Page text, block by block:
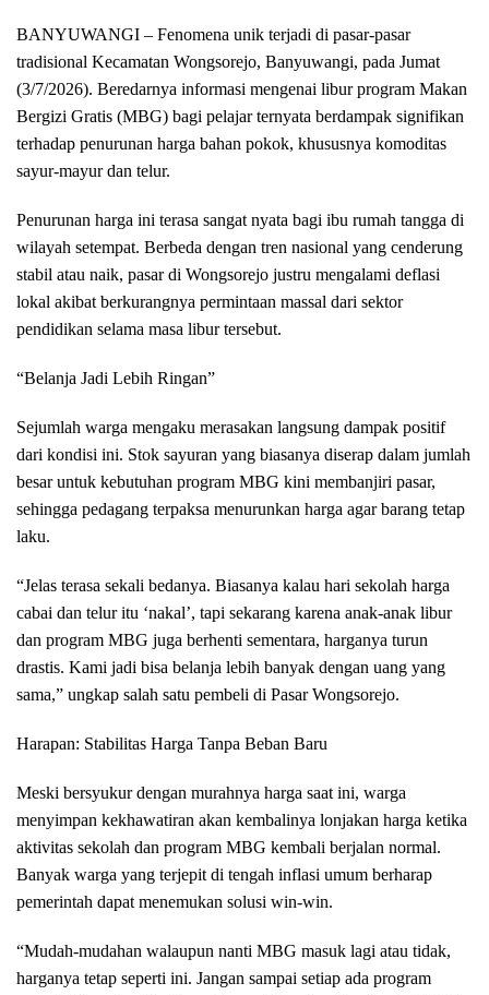
BANYUWANGI – Fenomena unik terjadi di pasar-pasar
tradisional Kecamatan Wongsorejo, Banyuwangi, pada Jumat
(3/7/2026). Beredarnya informasi mengenai libur program Makan
Bergizi Gratis (MBG) bagi pelajar ternyata berdampak signifikan
terhadap penurunan harga bahan pokok, khususnya komoditas
sayur-mayur dan telur.
Penurunan harga ini terasa sangat nyata bagi ibu rumah tangga di
wilayah setempat. Berbeda dengan tren nasional yang cenderung
stabil atau naik, pasar di Wongsorejo justru mengalami deflasi
lokal akibat berkurangnya permintaan massal dari sektor
pendidikan selama masa libur tersebut.
“Belanja Jadi Lebih Ringan”
Sejumlah warga mengaku merasakan langsung dampak positif
dari kondisi ini. Stok sayuran yang biasanya diserap dalam jumlah
besar untuk kebutuhan program MBG kini membanjiri pasar,
sehingga pedagang terpaksa menurunkan harga agar barang tetap
laku.
“Jelas terasa sekali bedanya. Biasanya kalau hari sekolah harga
cabai dan telur itu ‘nakal’, tapi sekarang karena anak-anak libur
dan program MBG juga berhenti sementara, harganya turun
drastis. Kami jadi bisa belanja lebih banyak dengan uang yang
sama,” ungkap salah satu pembeli di Pasar Wongsorejo.
Harapan: Stabilitas Harga Tanpa Beban Baru
Meski bersyukur dengan murahnya harga saat ini, warga
menyimpan kekhawatiran akan kembalinya lonjakan harga ketika
aktivitas sekolah dan program MBG kembali berjalan normal.
Banyak warga yang terjepit di tengah inflasi umum berharap
pemerintah dapat menemukan solusi win-win.
“Mudah-mudahan walaupun nanti MBG masuk lagi atau tidak,
harganya tetap seperti ini. Jangan sampai setiap ada program